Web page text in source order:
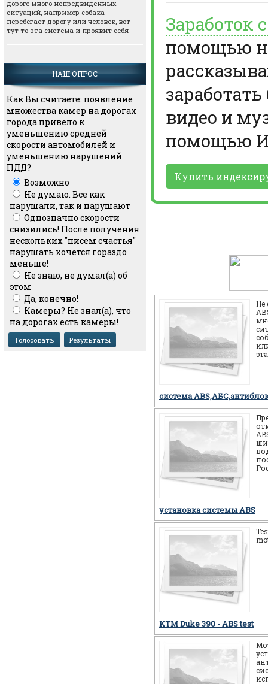
дороге много непредвиденных
ситуаций, например собака
перебегает дорогу или человек, вот
тут то эта система и проявит себя
НАШ ОПРОС
Как Вы считаете: появление
множества камер на дорогах
города привело к
уменьшению средней
скорости автомобилей и
уменьшению нарушений
ПДД?
Возможно
Не думаю. Все как
нарушали, так и нарушают
Однозначно скорости
снизились! После получения
нескольких "писем счастья"
нарушать хочется гораздо
меньше!
Не знаю, не думал(а) об
этом
Да, конечно!
Камеры? Не знал(а), что
на дорогах есть камеры!
помощью
видео и
помощью
Купить
Не
система
установка системы ABS
KTM Duke 390 - ABS test